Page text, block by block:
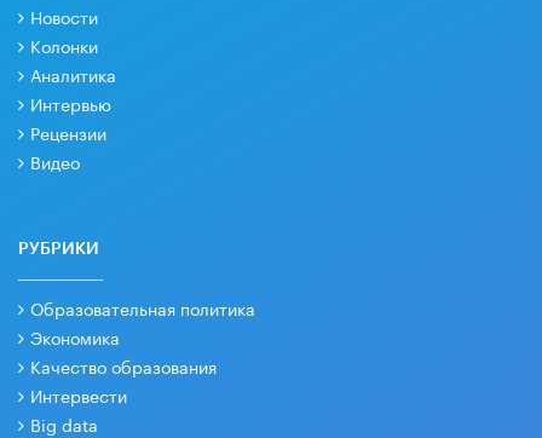
Новости
Колонки
Аналитика
Интервью
Рецензии
Видео
РУБРИКИ
Образовательная политика
Экономика
Качество образования
Интервести
Big data